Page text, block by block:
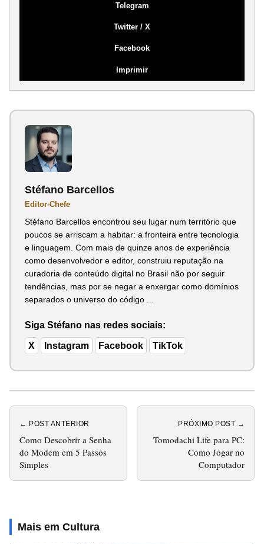
Telegram
Twitter / X
Facebook
Imprimir
Stéfano Barcellos
Editor-Chefe
Stéfano Barcellos encontrou seu lugar num território que
poucos se arriscam a habitar: a fronteira entre tecnologia
e linguagem. Com mais de quinze anos de experiência
como desenvolvedor e editor, construiu reputação na
curadoria de conteúdo digital no Brasil não por seguir
tendências, mas por se negar a enxergar como domínios
separados o universo do código ...
Siga Stéfano nas redes sociais:
X Instagram Facebook TikTok
← POST ANTERIOR
Como Descobrir a Senha
do Modem em 5 Passos
Simples
PRÓXIMO POST →
Tomodachi Life para PC:
Como Jogar no
Computador
Mais em Cultura